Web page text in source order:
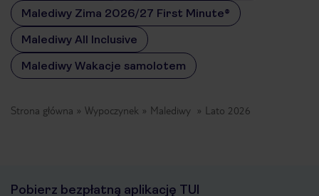
Malediwy Zima 2026/27 First Minute®
Malediwy All Inclusive
Malediwy Wakacje samolotem
Strona główna Wypoczynek Malediwy Lato 2026
Pobierz bezpłatną aplikację TUI